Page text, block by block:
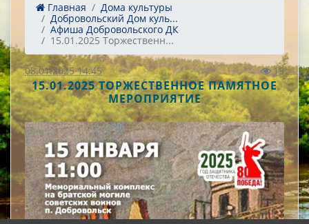
Главная
Дома культуры
Добровольский Дом куль...
Афиша Добровольского ДК
15.01.2025 Торжественн...
08.01.2025 14:45 19
15.01.2025 ТОРЖЕСТВЕННОЕ ПАМЯТНОЕ
МЕРОПРИЯТИЕ